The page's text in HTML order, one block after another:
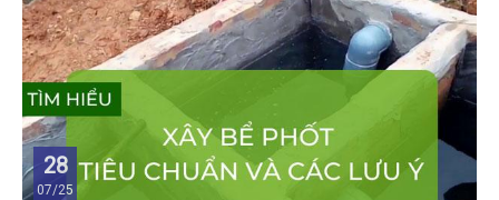
28
07/25